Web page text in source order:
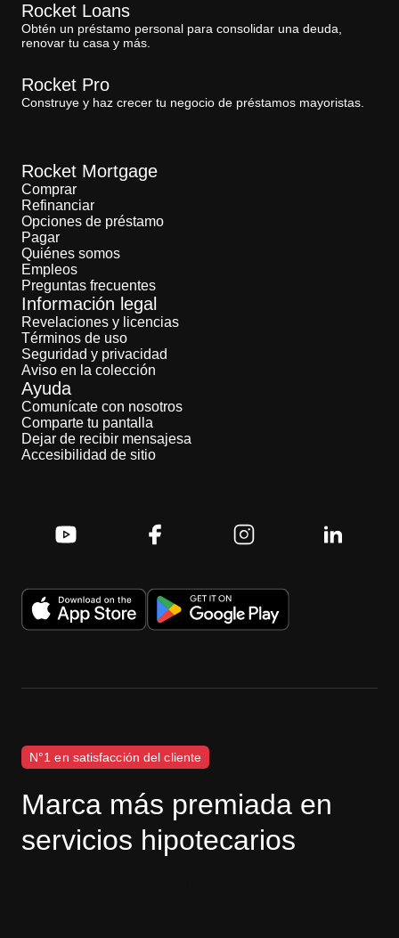
Rocket Loans
Obtén un préstamo personal para consolidar una deuda,
renovar tu casa y más.
Rocket Pro
Construye y haz crecer tu negocio de préstamos mayoristas.
Rocket Mortgage
Comprar
Refinanciar
Opciones de préstamo
Pagar
Quiénes somos
Empleos
Preguntas frecuentes
Información legal
Revelaciones y licencias
Términos de uso
Seguridad y privacidad
Aviso en la colección
Ayuda
Comunícate con nosotros
Comparte tu pantalla
Dejar de recibir mensajesa
Accesibilidad de sitio
N°1 en satisfacción del cliente
Marca más premiada en
servicios hipotecarios